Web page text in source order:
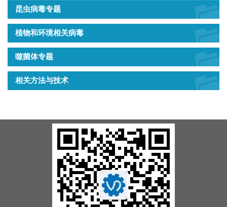
昆虫病毒专题
植物和环境相关病毒
噬菌体专题
相关方法与技术